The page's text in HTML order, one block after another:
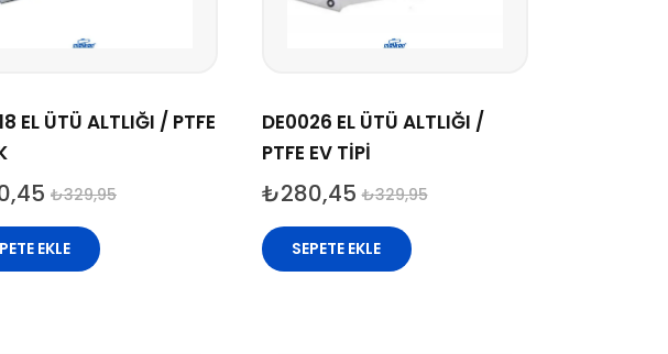
EL ÜTÜ ALTLIĞI / PTFE
₺329,95
EKLE
DE0026 EL ÜTÜ ALTLIĞI /
PTFE EV TİPİ
₺329,95
₺280,45
SEPETE EKLE